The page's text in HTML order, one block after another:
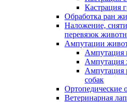
Кастрация
Обработка ран
Наложение,
перевязок
Ампутации
Ампутация
Ампутация
Ампутация
собак
Ортопедические
Ветеринарная